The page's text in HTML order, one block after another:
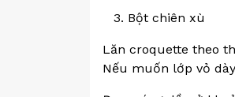
Bột chiên xù
Lăn croquette theo
Nếu muốn lớp vỏ